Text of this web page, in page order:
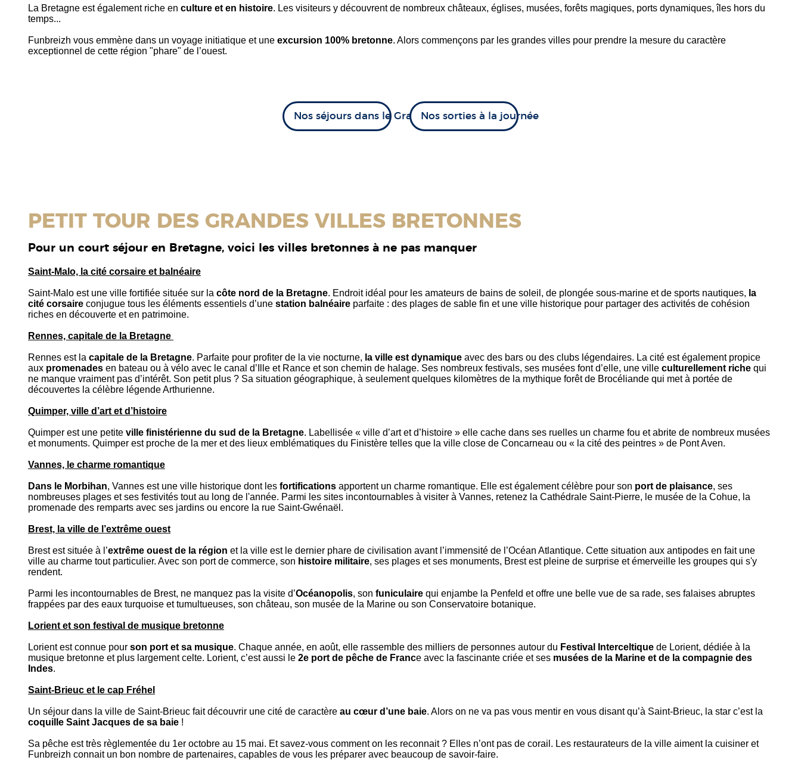
La Bretagne est également riche en culture et en histoire. Les visiteurs y découvrent de nombreux châteaux, églises, musées, forêts magiques, ports dynamiques, îles hors du
temps...
Funbreizh vous emmène dans un voyage initiatique et une excursion 100% bretonne. Alors commençons par les grandes villes pour prendre la mesure du caractère
exceptionnel de cette région "phare" de l’ouest.
Nos séjours dans le Grand OuestNos sorties à la journée
PETIT TOUR DES GRANDES VILLES BRETONNES
Pour un court séjour en Bretagne, voici les villes bretonnes à ne pas manquer
Saint-Malo, la cité corsaire et balnéaire
Saint-Malo est une ville fortifiée située sur la côte nord de la Bretagne. Endroit idéal pour les amateurs de bains de soleil, de plongée sous-marine et de sports nautiques, la
cité corsaire conjugue tous les éléments essentiels d’une station balnéaire parfaite : des plages de sable fin et une ville historique pour partager des activités de cohésion
riches en découverte et en patrimoine.
Rennes, capitale de la Bretagne
Rennes est la capitale de la Bretagne. Parfaite pour profiter de la vie nocturne, la ville est dynamique avec des bars ou des clubs légendaires. La cité est également propice
aux promenades en bateau ou à vélo avec le canal d’Ille et Rance et son chemin de halage. Ses nombreux festivals, ses musées font d’elle, une ville culturellement riche qui
ne manque vraiment pas d’intérêt. Son petit plus ? Sa situation géographique, à seulement quelques kilomètres de la mythique forêt de Brocéliande qui met à portée de
découvertes la célèbre légende Arthurienne.
Quimper, ville d’art et d’histoire
Quimper est une petite ville finistérienne du sud de la Bretagne. Labellisée « ville d’art et d’histoire » elle cache dans ses ruelles un charme fou et abrite de nombreux musées
et monuments. Quimper est proche de la mer et des lieux emblématiques du Finistère telles que la ville close de Concarneau ou « la cité des peintres » de Pont Aven.
Vannes, le charme romantique
Dans le Morbihan, Vannes est une ville historique dont les fortifications apportent un charme romantique. Elle est également célèbre pour son port de plaisance, ses
nombreuses plages et ses festivités tout au long de l'année. Parmi les sites incontournables à visiter à Vannes, retenez la Cathédrale Saint-Pierre, le musée de la Cohue, la
promenade des remparts avec ses jardins ou encore la rue Saint-Gwénaël.
Brest, la ville de l’extrême ouest
Brest est située à l’extrême ouest de la région et la ville est le dernier phare de civilisation avant l’immensité de l’Océan Atlantique. Cette situation aux antipodes en fait une
ville au charme tout particulier. Avec son port de commerce, son histoire militaire, ses plages et ses monuments, Brest est pleine de surprise et émerveille les groupes qui s'y
rendent.
Parmi les incontournables de Brest, ne manquez pas la visite d’Océanopolis, son funiculaire qui enjambe la Penfeld et offre une belle vue de sa rade, ses falaises abruptes
frappées par des eaux turquoise et tumultueuses, son château, son musée de la Marine ou son Conservatoire botanique.
Lorient et son festival de musique bretonne
Lorient est connue pour son port et sa musique. Chaque année, en août, elle rassemble des milliers de personnes autour du Festival Interceltique de Lorient, dédiée à la
musique bretonne et plus largement celte. Lorient, c’est aussi le 2e port de pêche de France avec la fascinante criée et ses musées de la Marine et de la compagnie des
Indes.
Saint-Brieuc et le cap Fréhel
Un séjour dans la ville de Saint-Brieuc fait découvrir une cité de caractère au cœur d’une baie. Alors on ne va pas vous mentir en vous disant qu’à Saint-Brieuc, la star c’est la
coquille Saint Jacques de sa baie !
Sa pêche est très règlementée du 1er octobre au 15 mai. Et savez-vous comment on les reconnait ? Elles n’ont pas de corail. Les restaurateurs de la ville aiment la cuisiner et
Funbreizh connait un bon nombre de partenaires, capables de vous les préparer avec beaucoup de savoir-faire.